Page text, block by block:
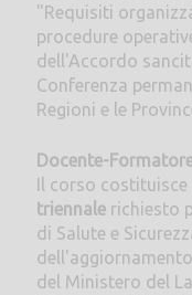
"Requisiti
procedure
dell'Accordo
Conferenza
Regioni e le
Docente-
Il corso costituisce
triennalerichiesto
di Salute e
del Ministero del